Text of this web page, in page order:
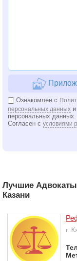
Ознакомлен с
персональных данных
персональных данных.
Согласен с условиями
Лучшие
Казани
г.